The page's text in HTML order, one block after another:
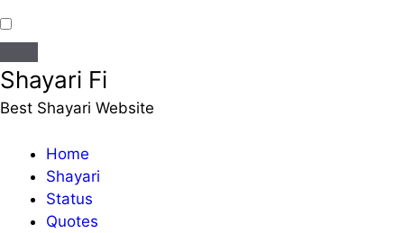
Shayari Fi
Best Shayari Website
Home
Shayari
Status
Quotes